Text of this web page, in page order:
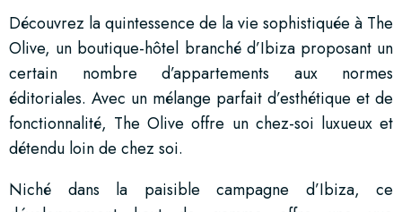
Découvrez la quintessence de la vie sophistiquée à The
Olive, un boutique-hôtel branché d’Ibiza proposant un
certain nombre d’appartements aux normes
éditoriales. Avec un mélange parfait d’esthétique et de
fonctionnalité, The Olive offre un chez-soi luxueux et
détendu loin de chez soi.
Niché dans la paisible campagne d’Ibiza, ce